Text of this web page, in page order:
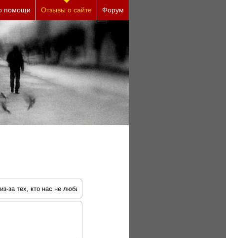
причины (бесплатно)
помощи Отзывы о сайте Форум